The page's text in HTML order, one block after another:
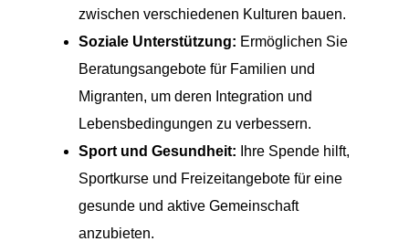
zwischen verschiedenen Kulturen bauen.
Soziale Unterstützung: Ermöglichen Sie
Beratungsangebote für Familien und
Migranten, um deren Integration und
Lebensbedingungen zu verbessern.
Sport und Gesundheit: Ihre Spende hilft,
Sportkurse und Freizeitangebote für eine
gesunde und aktive Gemeinschaft
anzubieten.